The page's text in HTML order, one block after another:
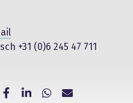
+31​ (0)6 245 ​47 ​711